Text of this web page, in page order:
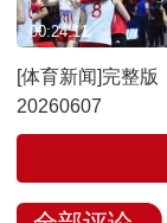
[体育新闻]完整版
20260607
00:24:11